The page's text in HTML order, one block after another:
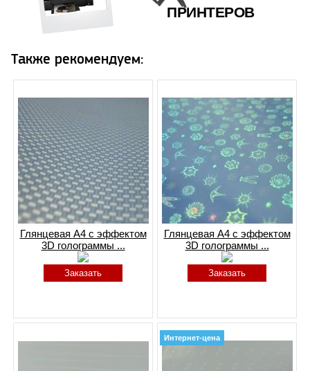
ПРИНТЕРОВ
Также рекомендуем:
Глянцевая A4 с эффектом
3D голограммы ...
Заказать
Глянцевая A4 с эффектом
3D голограммы ...
Заказать
Интернет-цена